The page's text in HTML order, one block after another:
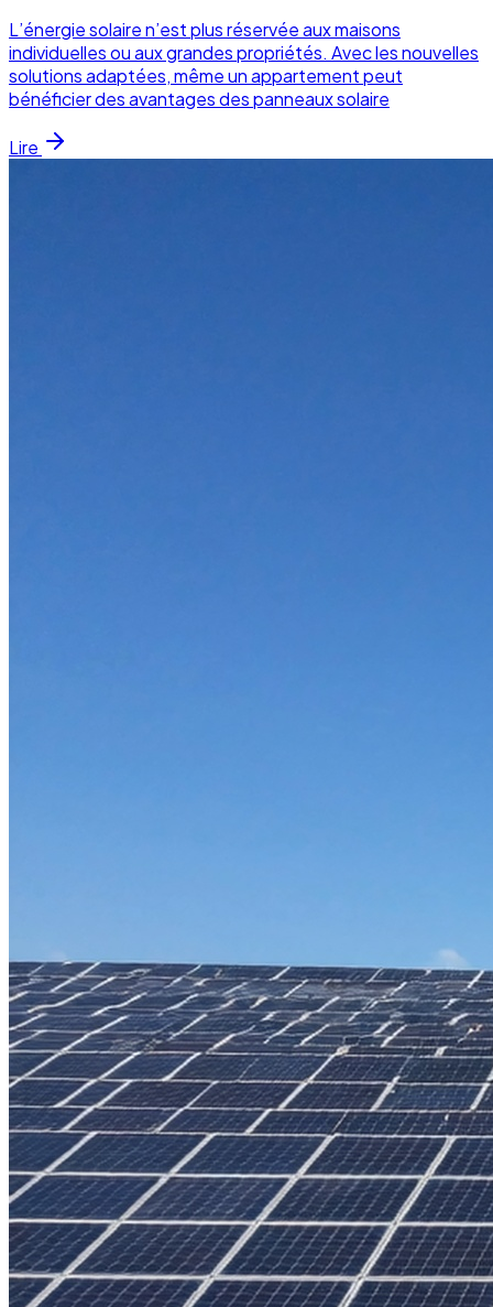
L’énergie solaire n’est plus réservée aux maisons
individuelles ou aux grandes propriétés. Avec les nouvelles
solutions adaptées, même un appartement peut
bénéficier des avantages des panneaux solaire
Lire